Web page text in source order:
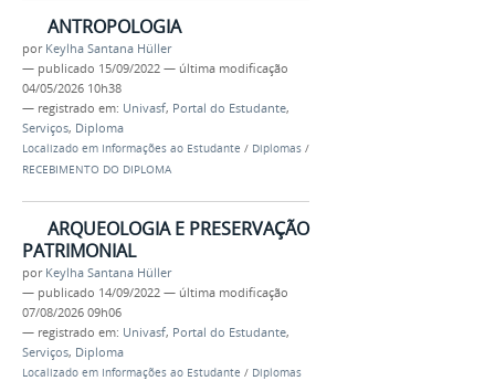
ANTROPOLOGIA
por Keylha Santana Hüller
— publicado 15/09/2022 — última modificação
04/05/2026 10h38
— registrado em: Univasf, Portal do Estudante,
Serviços, Diploma
Localizado em Informações ao Estudante / Diplomas /
RECEBIMENTO DO DIPLOMA
ARQUEOLOGIA E PRESERVAÇÃO
PATRIMONIAL
por Keylha Santana Hüller
— publicado 14/09/2022 — última modificação
07/08/2026 09h06
— registrado em: Univasf, Portal do Estudante,
Serviços, Diploma
Localizado em Informações ao Estudante / Diplomas